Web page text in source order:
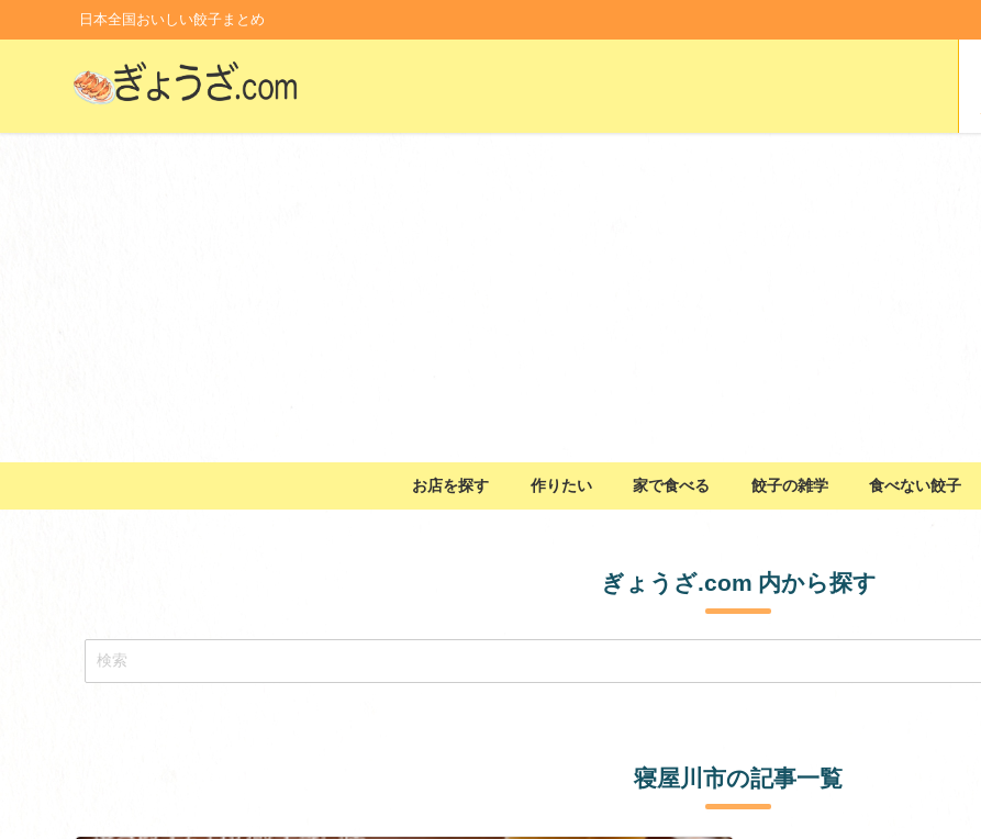
日本全国おいしい餃子まとめ
お店を探す 作りたい 家で食べる 餃子の雑学 食べない餃子
ぎょうざ.com 内から探す
寝屋川市の記事一覧